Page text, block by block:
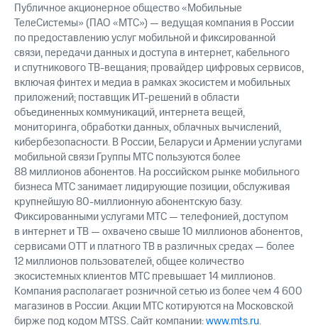
Публичное акционерное общество «Мобильные
ТелеСистемы» (ПАО «МТС») — ведущая компания в России
по предоставлению услуг мобильной и фиксированной
связи, передачи данных и доступа в интернет, кабельного
и спутникового ТВ-вещания; провайдер цифровых сервисов,
включая финтех и медиа в рамках экосистем и мобильных
приложений; поставщик ИТ-решений в области
объединенных коммуникаций, интернета вещей,
мониторинга, обработки данных, облачных вычислений,
кибербезопасности. В России, Беларуси и Армении услугами
мобильной связи Группы МТС пользуются более
88 миллионов абонентов. На российском рынке мобильного
бизнеса МТС занимает лидирующие позиции, обслуживая
крупнейшую 80-миллионную абонентскую базу.
Фиксированными услугами МТС — телефонией, доступом
в интернет и ТВ — охвачено свыше 10 миллионов абонентов,
сервисами OTT и платного ТВ в различных средах — более
12 миллионов пользователей, общее количество
экосистемных клиентов МТС превышает 14 миллионов.
Компания располагает розничной сетью из более чем 4 600
магазинов в России. Акции МТС котируются на Московской
бирже под кодом MTSS. Сайт компании:www.mts.ru.